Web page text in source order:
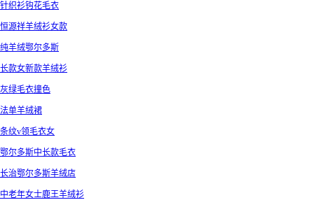
针织衫钩花毛衣
恒源祥羊绒衫女款
纯羊绒鄂尔多斯
长款女新款羊绒衫
灰绿毛衣撞色
法单羊绒裙
条纹v领毛衣女
鄂尔多斯中长款毛衣
长治鄂尔多斯羊绒店
中老年女士鹿王羊绒衫